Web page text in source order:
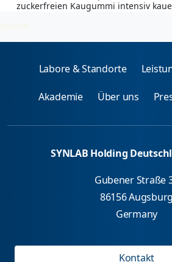
zuckerfreien Kaugummi intensiv
2026-08-09
Labore & Standorte
Akademie Über uns
SYNLAB Holding
Gubener Straße
86156 Augsburg
Germany
Kontakt